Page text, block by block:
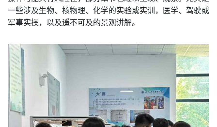
一些涉及生物、核物理、化学的实验或实训，医学、驾驶或
军事实操，以及遥不可及的景观讲解。